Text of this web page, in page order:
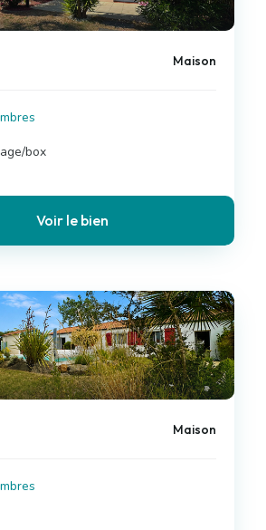
Maison
box
Voir le bien
Maison